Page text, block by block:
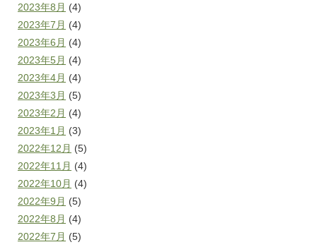
2023年8月 (4)
2023年7月 (4)
2023年6月 (4)
2023年5月 (4)
2023年4月 (4)
2023年3月 (5)
2023年2月 (4)
2023年1月 (3)
2022年12月 (5)
2022年11月 (4)
2022年10月 (4)
2022年9月 (5)
2022年8月 (4)
2022年7月 (5)